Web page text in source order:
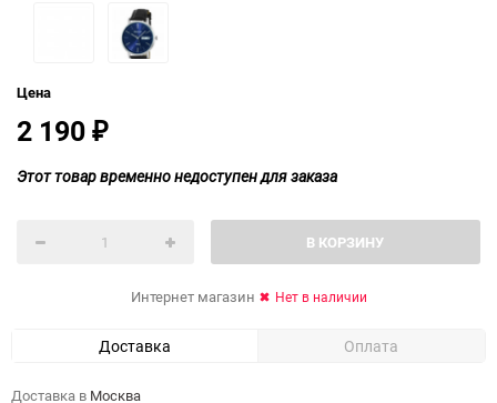
Цена
2 190 ₽
Этот товар временно недоступен для заказа
В КОРЗИНУ
Интернет магазин Нет в наличии
Доставка Оплата
Доставка в Москва